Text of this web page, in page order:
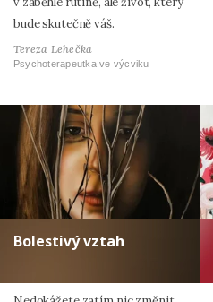
bude skutečně váš.
Tereza Lehečka
Psychoterapeutka ve výcviku
Bolestivý vztah